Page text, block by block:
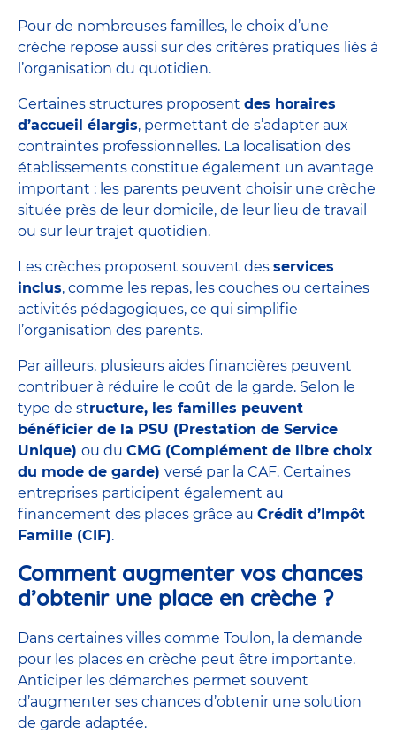
Pour de nombreuses familles, le choix d’une
crèche repose aussi sur des critères pratiques liés à
l’organisation du quotidien.
Certaines structures proposent des horaires
d’accueil élargis, permettant de s’adapter aux
contraintes professionnelles. La localisation des
établissements constitue également un avantage
important : les parents peuvent choisir une crèche
située près de leur domicile, de leur lieu de travail
ou sur leur trajet quotidien.
Les crèches proposent souvent des services
inclus, comme les repas, les couches ou certaines
activités pédagogiques, ce qui simplifie
l’organisation des parents.
Par ailleurs, plusieurs aides financières peuvent
contribuer à réduire le coût de la garde. Selon le
type de structure, les familles peuvent
bénéficier de la PSU (Prestation de Service
Unique) ou du CMG (Complément de libre choix
du mode de garde) versé par la CAF. Certaines
entreprises participent également au
financement des places grâce au Crédit d’Impôt
Famille (CIF).
Comment augmenter vos chances
d’obtenir une place en crèche ?
Dans certaines villes comme Toulon, la demande
pour les places en crèche peut être importante.
Anticiper les démarches permet souvent
d’augmenter ses chances d’obtenir une solution
de garde adaptée.